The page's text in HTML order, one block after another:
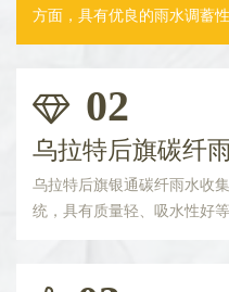
方面，具有优良的雨水调蓄性
02
乌拉特后旗碳纤
乌拉特后旗银通碳纤雨水收
统，具有质量轻、吸水性好等